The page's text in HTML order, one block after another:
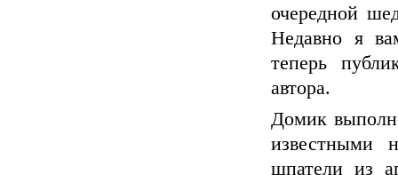
очередной
Недавно я
теперь
автора.
Домик
известными
шпатели из